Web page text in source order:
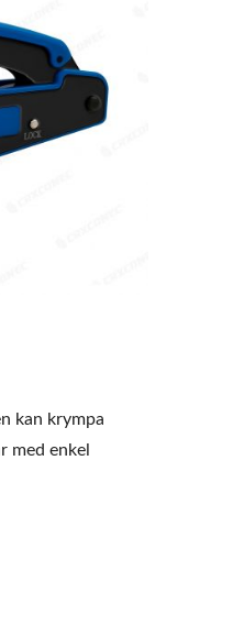
kan krympa
med enkel